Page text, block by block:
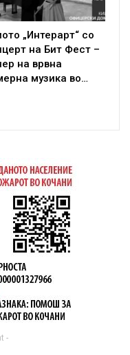
„Интерарт“ со
на Бит Фест –
на врвна
музика во…
-